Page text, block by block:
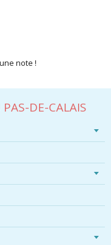
note !
DE-CALAIS